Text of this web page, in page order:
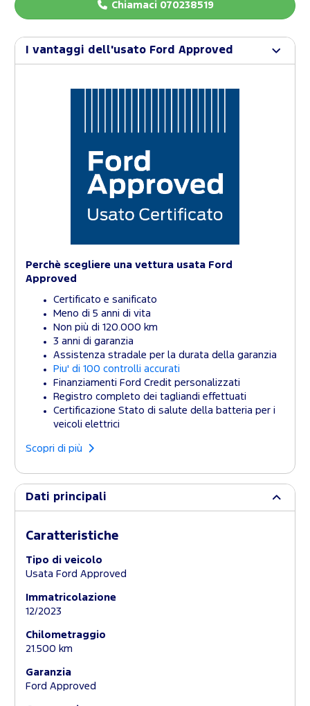
Chiamaci 070238519
I vantaggi dell'usato Ford Approved
Perchè scegliere una vettura usata Ford
Approved
Certificato e sanificato
Meno di 5 anni di vita
Non più di 120.000 km
3 anni di garanzia
Assistenza stradale per la durata della garanzia
Piu' di 100 controlli accurati
Finanziamenti Ford Credit personalizzati
Registro completo dei tagliandi effettuati
Certificazione Stato di salute della batteria per i
veicoli elettrici
Scopri di più
Dati principali
Caratteristiche
Tipo di veicolo
Usata Ford Approved
Immatricolazione
12/2023
Chilometraggio
21.500 km
Garanzia
Ford Approved